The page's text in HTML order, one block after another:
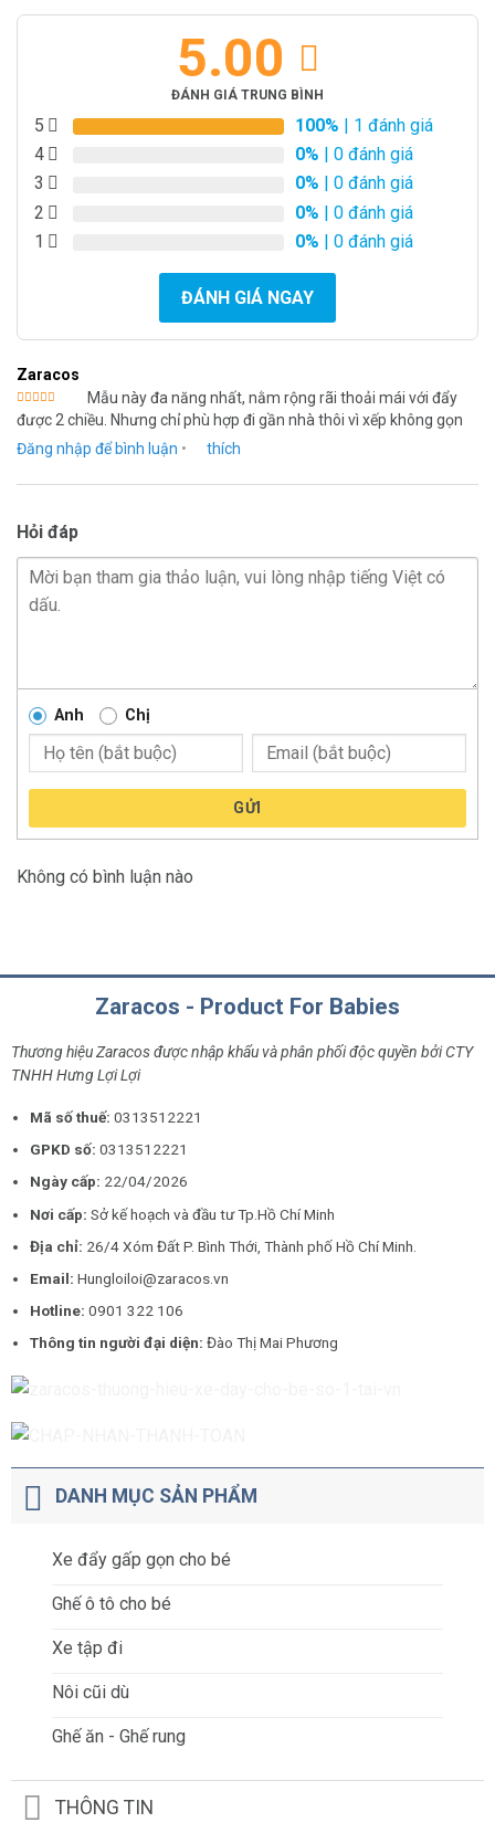
5.00
ĐÁNH GIÁ TRUNG BÌNH
5 100% | 1 đánh giá
4
0% | 0 đánh giá
3
0% | 0 đánh giá
2
0% | 0 đánh giá
1
0% | 0 đánh giá
ĐÁNH GIÁ NGAY
Zaracos
Được xếp
hạng5 5
sao
Mẫu này đa năng nhất, nằm rộng rãi thoải mái với đẩy
được 2 chiều. Nhưng chỉ phù hợp đi gần nhà thôi vì xếp không gọn
Đăng nhập để bình luận • thích
Hỏi đáp
Anh Chị
GỬI
Không có bình luận nào
Zaracos - Product For Babies
Thương hiệu Zaracos được nhập khẩu và phân phối độc quyền bởi CTY
TNHH Hưng Lợi Lợi
Mã số thuế: 0313512221
GPKD số:0313512221
Ngày cấp: 22/04/2026
Nơi cấp:Sở kế hoạch và đầu tư Tp.Hồ Chí Minh
Địa chỉ: 26/4 Xóm Đất P. Bình Thới, Thành phố Hồ Chí Minh.
Email:Hungloiloi@zaracos.vn
Hotline:0901 322 106
Thông tin người đại diện:Đào Thị Mai Phương
DANH MỤC SẢN PHẨM
Xe đẩy gấp gọn cho bé
Ghế ô tô cho bé
Xe tập đi
Nôi cũi dù
Ghế ăn - Ghế rung
THÔNG TIN